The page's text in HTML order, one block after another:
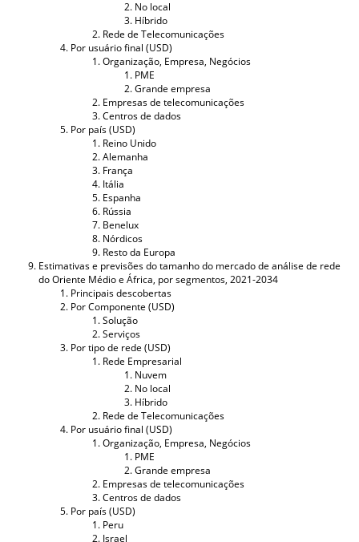
No local
Híbrido
Rede de Telecomunicações
Por usuário final (USD)
Organização, Empresa, Negócios
PME
Grande empresa
Empresas de telecomunicações
Centros de dados
Por país (USD)
Reino Unido
Alemanha
França
Itália
Espanha
Rússia
Benelux
Nórdicos
Resto da Europa
Estimativas e previsões do tamanho do mercado de análise de rede
do Oriente Médio e África, por segmentos, 2021-2034
Principais descobertas
Por Componente (USD)
Solução
Serviços
Por tipo de rede (USD)
Rede Empresarial
Nuvem
No local
Híbrido
Rede de Telecomunicações
Por usuário final (USD)
Organização, Empresa, Negócios
PME
Grande empresa
Empresas de telecomunicações
Centros de dados
Por país (USD)
Peru
Israel